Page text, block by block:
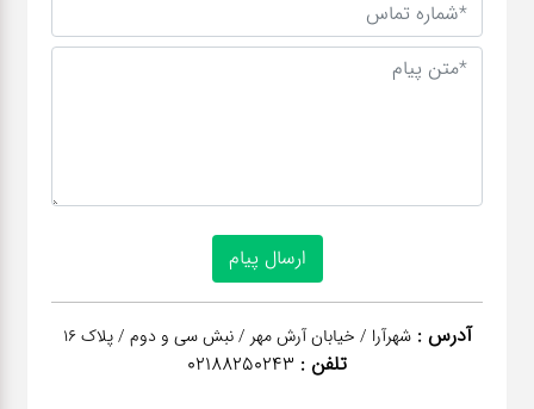
آدرس : شهرآرا / خیابان آرش مهر / نبش سی و دوم / پلاک 16
تلفن : 02188250243